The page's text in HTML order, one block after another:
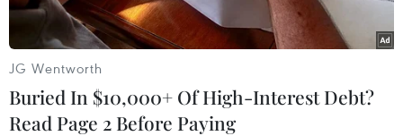
Theo dõi VietnamPlus
JG Wentworth
Buried In $10,000+ Of High-Interest Debt?
Read Page 2 Before Paying